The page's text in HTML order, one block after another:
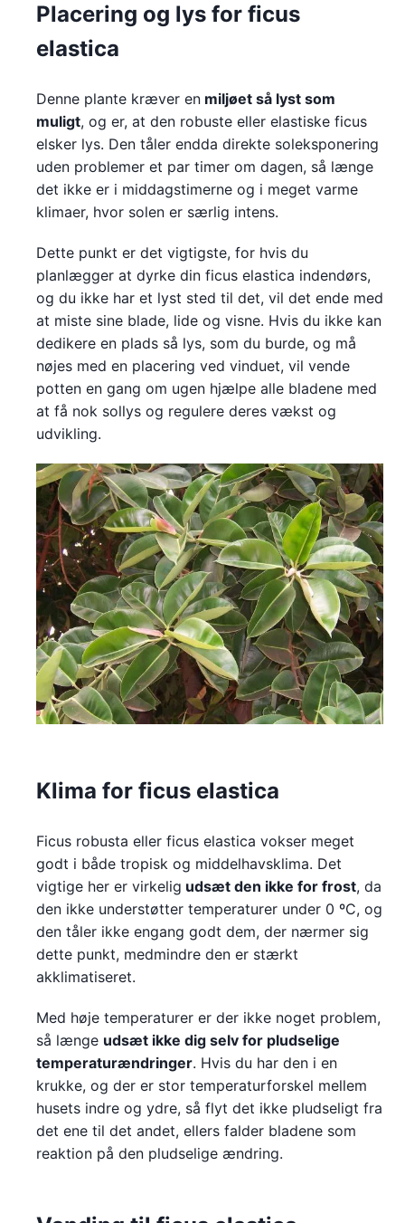
Placering og lys for ficus
elastica
Denne plante kræver en miljøet så lyst som
muligt, og er, at den robuste eller elastiske ficus
elsker lys. Den tåler endda direkte soleksponering
uden problemer et par timer om dagen, så længe
det ikke er i middagstimerne og i meget varme
klimaer, hvor solen er særlig intens.
Dette punkt er det vigtigste, for hvis du
planlægger at dyrke din ficus elastica indendørs,
og du ikke har et lyst sted til det, vil det ende med
at miste sine blade, lide og visne. Hvis du ikke kan
dedikere en plads så lys, som du burde, og må
nøjes med en placering ved vinduet, vil vende
potten en gang om ugen hjælpe alle bladene med
at få nok sollys og regulere deres vækst og
udvikling.
Klima for ficus elastica
Ficus robusta eller ficus elastica vokser meget
godt i både tropisk og middelhavsklima. Det
vigtige her er virkelig udsæt den ikke for frost, da
den ikke understøtter temperaturer under 0 ºC, og
den tåler ikke engang godt dem, der nærmer sig
dette punkt, medmindre den er stærkt
akklimatiseret.
Med høje temperaturer er der ikke noget problem,
så længe udsæt ikke dig selv for pludselige
temperaturændringer. Hvis du har den i en
krukke, og der er stor temperaturforskel mellem
husets indre og ydre, så flyt det ikke pludseligt fra
det ene til det andet, ellers falder bladene som
reaktion på den pludselige ændring.